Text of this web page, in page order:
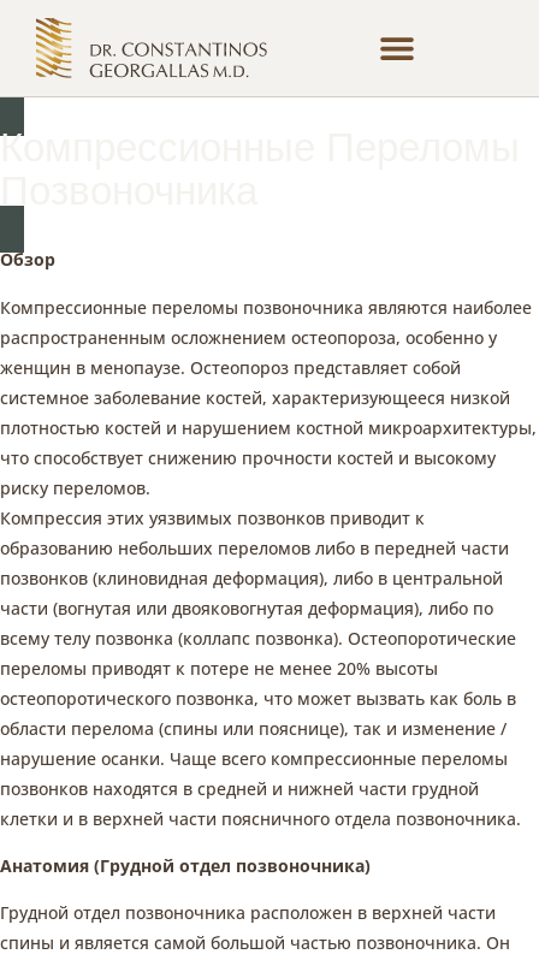
Компрессионные Переломы
Обзор
Компрессионные переломы позвоночника являются наиболее
распространенным осложнением остеопороза, особенно у
женщин в менопаузе. Остеопороз представляет собой
системное заболевание костей, характеризующееся низкой
плотностью костей и нарушением костной микроархитектуры,
что способствует снижению прочности костей и высокому
риску переломов.
Компрессия этих уязвимых позвонков приводит к
образованию небольших переломов либо в передней части
позвонков (клиновидная деформация), либо в центральной
части (вогнутая или двояковогнутая деформация), либо по
всему телу позвонка (коллапс позвонка). Остеопоротические
переломы приводят к потере не менее 20% высоты
остеопоротического позвонка, что может вызвать как боль в
области перелома (спины или пояснице), так и изменение /
нарушение осанки. Чаще всего компрессионные переломы
позвонков находятся в средней и нижней части грудной
клетки и в верхней части поясничного отдела позвоночника.
Анатомия (Грудной отдел позвоночника)
Грудной отдел позвоночника расположен в верхней части
спины и является самой большой частью позвоночника. Он